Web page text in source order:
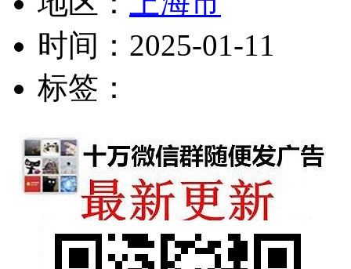
时间： 2025-01-11
标签：